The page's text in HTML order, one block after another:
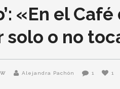
«En el
o no
Alejandra Pachón 1 1